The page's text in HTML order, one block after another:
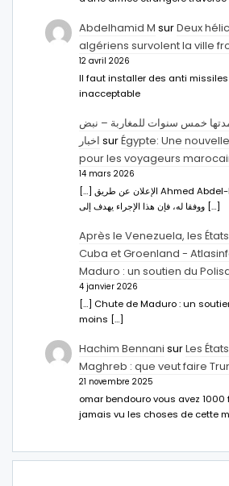
Abdelhamid M surDeux
algériens survolent la ville
12 avril 2026
Il faut installer des anti
inacceptable
خمس سنوات للمغاربة – نبض
اخبار surÉgypte: Une
pour les voyageurs
14 mars 2026
[…] الإعلان عن طريق Ahmed Abdel-Latifسفير مصر بالرباط.
ووفقا له، فإن هذا الإجراء يهدف إلى […]
Après le Venezuela, les
Cuba et Groenland -
Maduro : un soutien du
4 janvier 2026
[…] Chute de Maduro : un
moins […]
Hachim Bennani surLes
Maghreb : que veut faire
21 novembre 2025
omar bendouro vous avez
jamais vu les choses de cette